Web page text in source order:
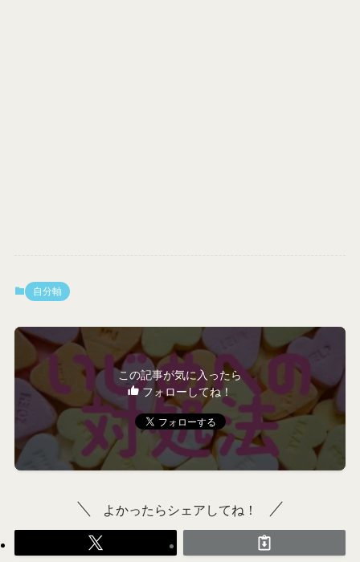
自分軸
この記事が気に入ったら
フォローしてね！
よかったらシェアしてね！